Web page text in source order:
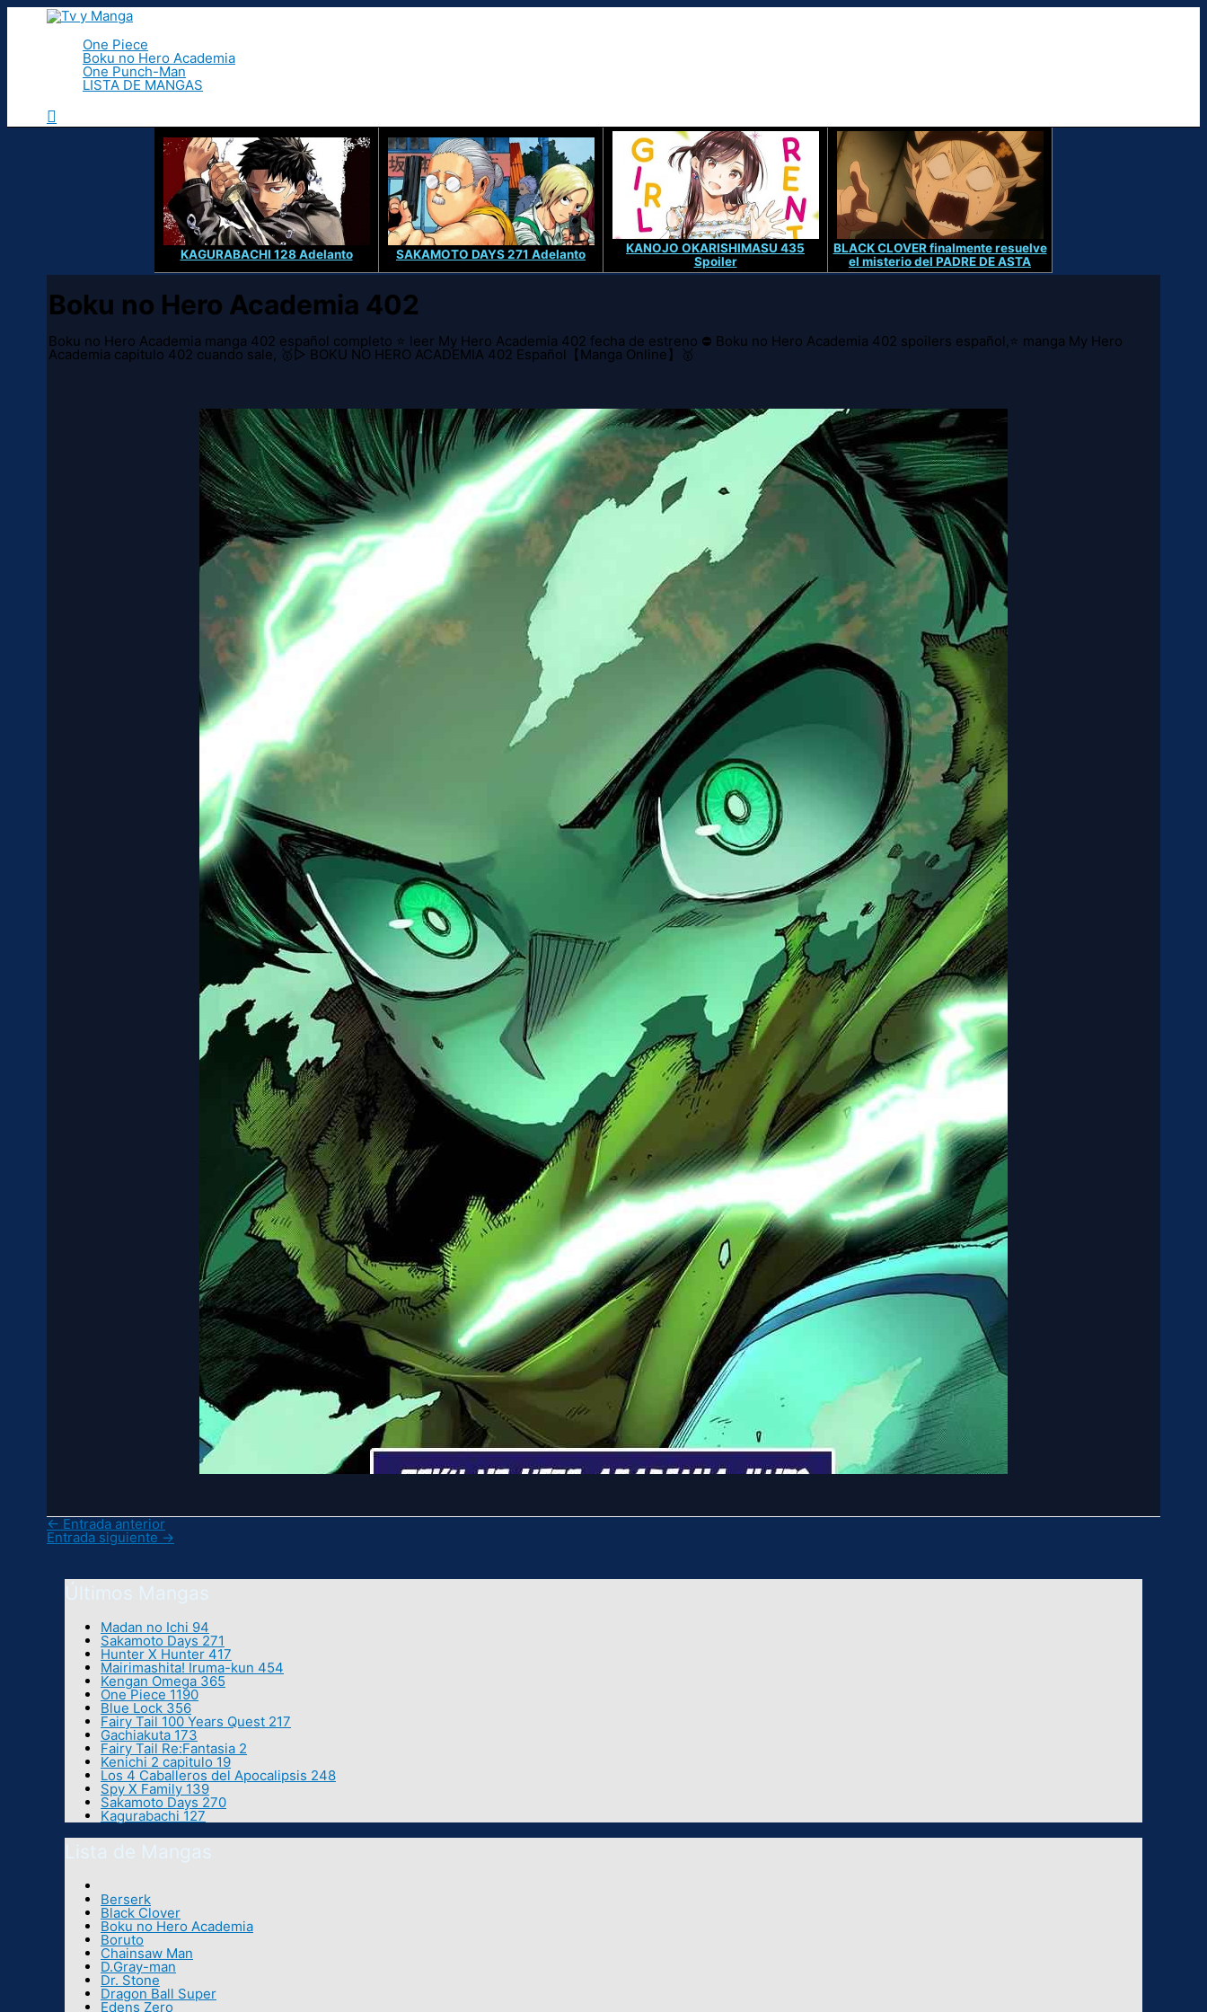
Ir
One Piece
Boku no Hero Academia
One Punch-Man
LISTA DE MANGAS
Buscar
KAGURABACHI 128 Adelanto SAKAMOTO DAYS 271 Adelanto
KANOJO OKARISHIMASU 435
Spoiler
BLACK CLOVER finalmente resuelve
el misterio del PADRE DE ASTA
Boku no Hero Academia 402
Boku no Hero Academia manga 402 español completo ⭐ leer My Hero Academia 402 fecha de estreno ⛔ Boku no Hero Academia 402 spoilers español,⭐ manga My Hero
Academia capitulo 402 cuando sale, 🥇▷ BOKU NO HERO ACADEMIA 402 Español【Manga Online】🥇
← Entrada anterior
Entrada siguiente →
Últimos Mangas
Madan no Ichi 94
Sakamoto Days 271
Hunter X Hunter 417
Mairimashita! Iruma-kun 454
Kengan Omega 365
One Piece 1190
Blue Lock 356
Fairy Tail 100 Years Quest 217
Gachiakuta 173
Fairy Tail Re:Fantasia 2
Kenichi 2 capitulo 19
Los 4 Caballeros del Apocalipsis 248
Spy X Family 139
Sakamoto Days 270
Kagurabachi 127
Lista de Mangas
Berserk
Black Clover
Boku no Hero Academia
Boruto
Chainsaw Man
D.Gray-man
Dr. Stone
Dragon Ball Super
Edens Zero